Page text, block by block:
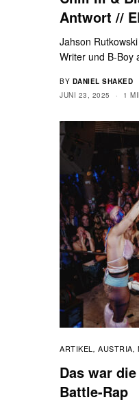
Antwort //
Jahson
Writer und B-Boy
BY DANIEL SHAKED
JUNI 23, 2025
1
ARTIKEL , AUSTRIA,
Das war
Battle-Rap